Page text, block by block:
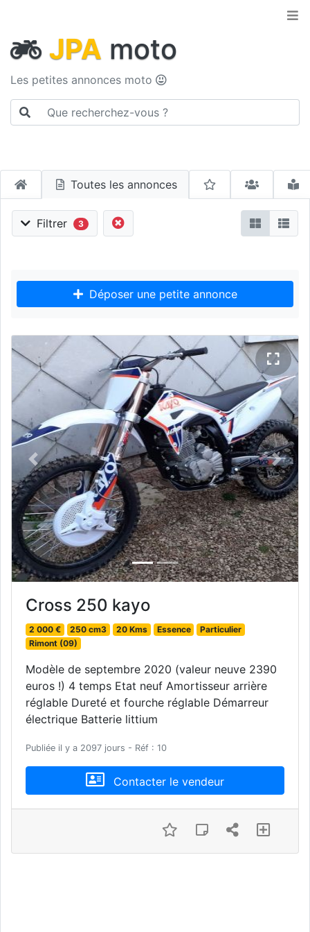
JPA moto
Les petites annonces moto
Toutes les annonces
Filtrer 3
Déposer une petite annonce
Previous Next
Cross 250 kayo
2 000 € 250 cm3 20 Kms Essence
Particulier
Rimont (09)
Modèle de septembre 2020 (valeur neuve 2390
euros !) 4 temps Etat neuf Amortisseur arrière
réglable Dureté et fourche réglable Démarreur
électrique Batterie littium
Publiée il y a 2097 jours - Réf : 10
Contacter le vendeur